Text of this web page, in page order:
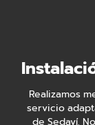
Realizamos
servicio
de Sedaví.